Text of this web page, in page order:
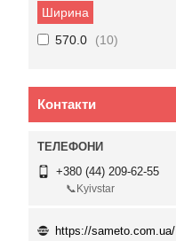
Ширина
570.0
10
Контакти
+380 (44) 209-62-55
📞Kyivstar
https://sameto.com.ua/